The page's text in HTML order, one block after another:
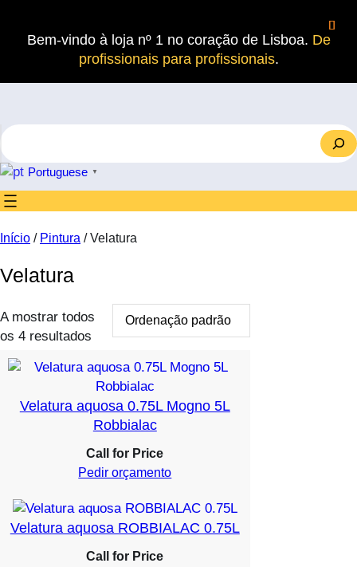
Bem-vindo à loja nº 1 no coração de Lisboa. De
profissionais para profissionais.
S
e
a
r
c
Portuguese ▼
Início / Pintura / Velatura
Velatura
A mostrar todos
os 4 resultados
Velatura aquosa 0.75L Mogno 5L
Robbialac
Call for Price
Pedir orçamento
Velatura aquosa ROBBIALAC 0.75L
Call for Price